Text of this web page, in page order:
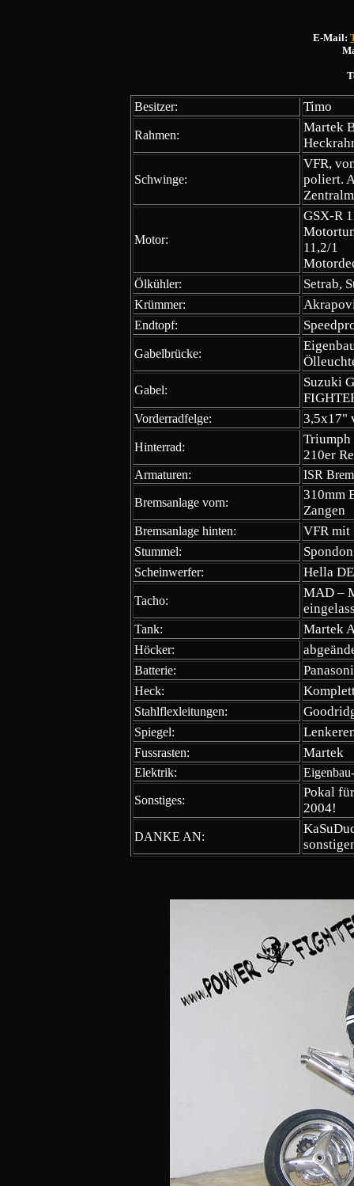
E-Mail:
Besitzer: Timo
Rahmen:
Martek
Schwinge:
VFR,
poliert.
Motor:
GSX-R
11,2/1
Ölkühler: Setrab,
Krümmer:
Endtopf:
Gabelbrücke:
Gabel:
Suzuki
Vorderradfelge: 3,5x17"
Hinterrad:
210er
Armaturen: ISR
Bremsanlage vorn:
310mm
Zangen
Bremsanlage hinten: VFR mit
Stummel:
Scheinwerfer: Hella
Tacho:
MAD –
Tank: Martek
Höcker:
Batterie:
Heck:
Stahlflexleitungen:
Spiegel:
Fussrasten: Martek
Elektrik:
Sonstiges:
Pokal
2004!
DANKE AN: